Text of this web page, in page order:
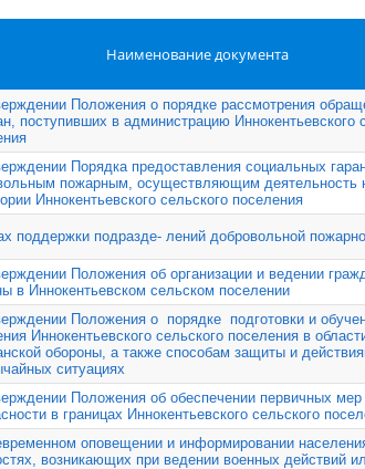
Наименование документа
Положения о порядке рассмотрения
поступивших в администрацию Иннокентьевского
Порядка предоставления социальных
пожарным, осуществляющим деятельность
Иннокентьевского сельского поселения
поддержки подразде- лений добровольной
Положения об организации и ведении
в Иннокентьевском сельском поселении
Положения о порядке подготовки и
Иннокентьевского сельского поселения в
обороны, а также способам защиты и
ситуациях
Положения об обеспечении первичных
в границах Иннокентьевского сельского
оповещении и информировании
возникающих при ведении военных действий